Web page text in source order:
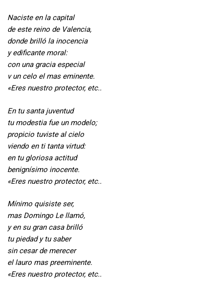
Naciste en la capital
de este reino de Valencia,
donde brilló la inocencia
y edificante moral:
con una gracia especial
v un celo el mas eminente.
«Eres nuestro protector, etc..
En tu santa juventud
tu modestia fue un modelo;
propicio tuviste al cielo
viendo en ti tanta virtud:
en tu gloriosa actitud
benignísimo inocente.
«Eres nuestro protector, etc..
Mínimo quisiste ser,
mas Domingo Le llamó,
y en su gran casa brilló
tu piedad y tu saber
sin cesar de merecer
el lauro mas preeminente.
«Eres nuestro protector, etc..